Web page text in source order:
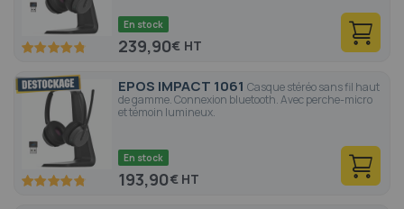
95.6100
En stock
239,90€
EPOS IMPACT 1061 Casque stéréo sans fil haut
de gamme. Connexion bluetooth. Avec perche-micro
et témoin lumineux.
95.6100
En stock
193,90€